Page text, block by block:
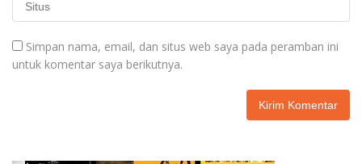
Simpan nama, email, dan situs web saya pada peramban ini
untuk komentar saya berikutnya.